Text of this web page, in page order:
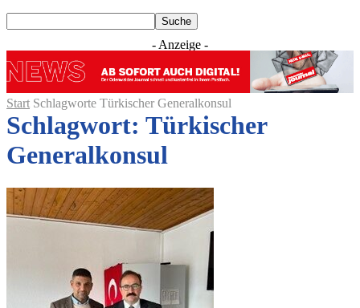
- Anzeige -
Start Schlagworte Türkischer Generalkonsul
Schlagwort: Türkischer
Generalkonsul